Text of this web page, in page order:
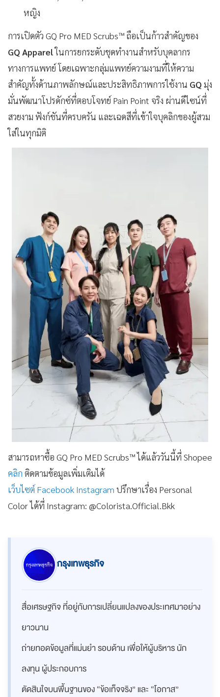
หญิง
การเปิดตัว GQ Pro MED Scrubs™ ถือเป็นก้าวสำคัญของ
GQ Apparelในการยกระดับชุดทำงานสำหรับบุคลากร
ทางการแพทย์ โดยเฉพาะกลุ่มแพทย์ความงามที่ให้ความ
สำคัญทั้งด้านภาพลักษณ์และประสิทธิภาพการใช้งาน GQ มุ่ง
มั่นพัฒนาโปรดักซ์ที่ตอบโจทย์ Pain Point จริง ผ่านดีไซน์ที่
สวยงาม ฟังก์ชันที่ครบครัน และเฉดสีที่เข้าใจบุคลิกของผู้สวม
ใส่ในทุกมิติ
สามารถหาซื้อ GQ Pro MED Scrubs™ ได้แล้ววันนี้ที่ Shopee
คลิก ติดตามข้อมูลเพิ่มเติมได้
เว็บไซต์ Facebook Instagram ปรึกษาเรื่อง Personal
Color ได้ที่ Instagram: @Colorista.Official.Bkk
กรุงเทพธุรกิจ
สื่อเศรษฐกิจ ที่อยู่กับการเปลี่ยนแปลงของประเทศมาอย่าง
ยาวนาน
ถ่ายทอดข้อมูลที่แม่นยำ รอบด้าน เพื่อให้ผู้บริหาร นัก
ลงทุน ผู้ประกอบการ
ตัดสินใจบนพื้นฐานของ “ข้อเท็จจริง” และ “โอกาส”